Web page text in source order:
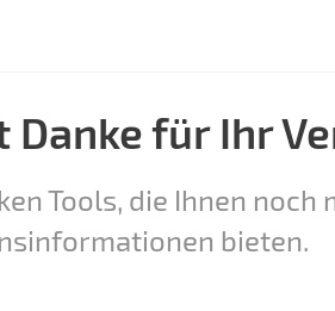
für Ihr
Tools, die Ihnen noch
bieten.